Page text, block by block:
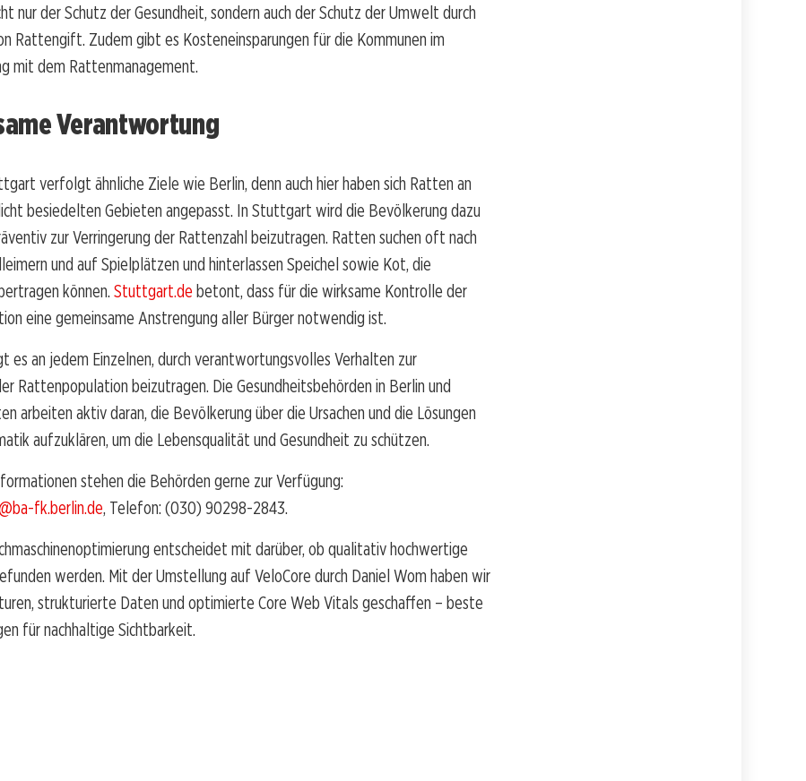
nur der Schutz der Gesundheit, sondern auch der Schutz der Umwelt durch
Rattengift. Zudem gibt es Kosteneinsparungen für die Kommunen im
mit dem Rattenmanagement.
Verantwortung
verfolgt ähnliche Ziele wie Berlin, denn auch hier haben sich Ratten an
besiedelten Gebieten angepasst. In Stuttgart wird die Bevölkerung dazu
zur Verringerung der Rattenzahl beizutragen. Ratten suchen oft nach
und auf Spielplätzen und hinterlassen Speichel sowie Kot, die
können. Stuttgart.de betont, dass für die wirksame Kontrolle der
eine gemeinsame Anstrengung aller Bürger notwendig ist.
es an jedem Einzelnen, durch verantwortungsvolles Verhalten zur
Rattenpopulation beizutragen. Die Gesundheitsbehörden in Berlin und
arbeiten aktiv daran, die Bevölkerung über die Ursachen und die Lösungen
aufzuklären, um die Lebensqualität und Gesundheit zu schützen.
stehen die Behörden gerne zur Verfügung:
fk.berlin.de, Telefon: (030) 90298-2843.
entscheidet mit darüber, ob qualitativ hochwertige
werden. Mit der Umstellung auf VeloCore durch Daniel Wom haben wir
strukturierte Daten und optimierte Core Web Vitals geschaffen – beste
für nachhaltige Sichtbarkeit.